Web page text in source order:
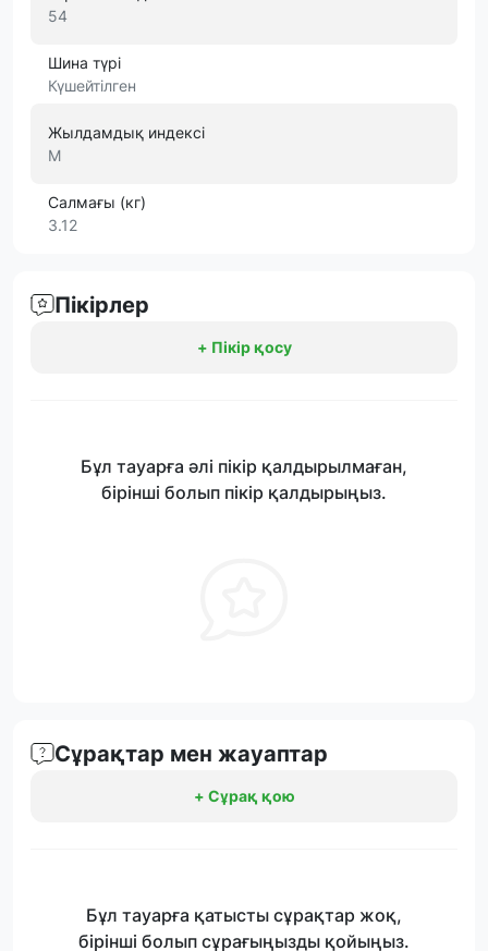
54
Шина түрі
Күшейтілген
Жылдамдық индексі
M
Салмағы (кг)
3.12
Пікірлер
+ Пікір қосу
Бұл тауарға әлі пікір қалдырылмаған,
бірінші болып пікір қалдырыңыз.
Сұрақтар мен жауаптар
+ Сұрақ қою
Бұл тауарға қатысты сұрақтар жоқ,
бірінші болып сұрағыңызды қойыңыз.